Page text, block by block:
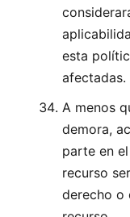
esta
afectadas.
A menos
demora,
parte en
recurso
derecho o